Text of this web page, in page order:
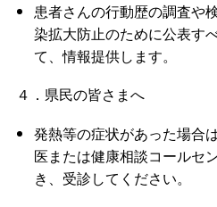
患者さんの行動歴の調査や
染拡大防止のために公表す
て、情報提供します。
４．県民の皆さまへ
発熱等の症状があった場合
医または健康相談コールセ
き、受診してください。